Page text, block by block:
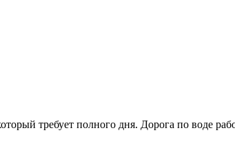
требует полного дня. Дорога по воде